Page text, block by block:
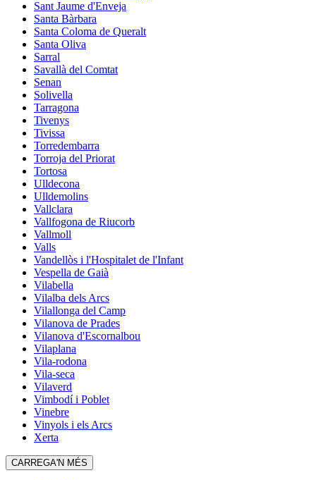
Sant Jaume d'Enveja
Santa Bàrbara
Santa Coloma de Queralt
Santa Oliva
Sarral
Savallà del Comtat
Senan
Solivella
Tarragona
Tivenys
Tivissa
Torredembarra
Torroja del Priorat
Tortosa
Ulldecona
Ulldemolins
Vallclara
Vallfogona de Riucorb
Vallmoll
Valls
Vandellòs i l'Hospitalet de l'Infant
Vespella de Gaià
Vilabella
Vilalba dels Arcs
Vilallonga del Camp
Vilanova de Prades
Vilanova d'Escornalbou
Vilaplana
Vila-rodona
Vila-seca
Vilaverd
Vimbodí i Poblet
Vinebre
Vinyols i els Arcs
Xerta
CARREGA'N MÉS